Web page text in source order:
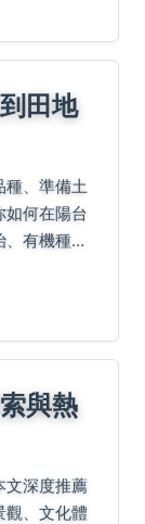
田地
、準備土
如何在陽台
有機種植
與熱
文深度推薦
觀、文化體